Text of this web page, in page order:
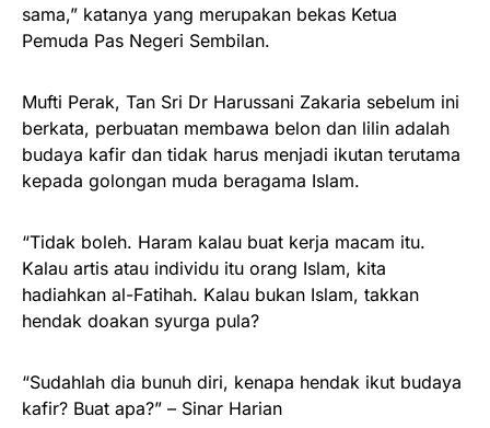
sama,” katanya yang merupakan bekas Ketua
Pemuda Pas Negeri Sembilan.
Mufti Perak, Tan Sri Dr Harussani Zakaria sebelum ini
berkata, perbuatan membawa belon dan lilin adalah
budaya kafir dan tidak harus menjadi ikutan terutama
kepada golongan muda beragama Islam.
“Tidak boleh. Haram kalau buat kerja macam itu.
Kalau artis atau individu itu orang Islam, kita
hadiahkan al-Fatihah. Kalau bukan Islam, takkan
hendak doakan syurga pula?
“Sudahlah dia bunuh diri, kenapa hendak ikut budaya
kafir? Buat apa?” – Sinar Harian